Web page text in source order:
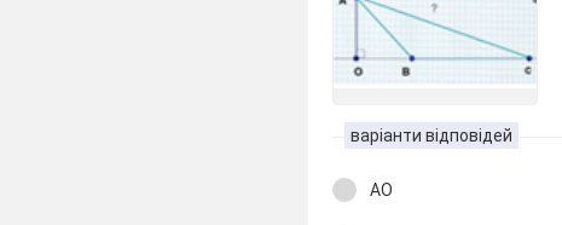
варіанти відповідей
АО